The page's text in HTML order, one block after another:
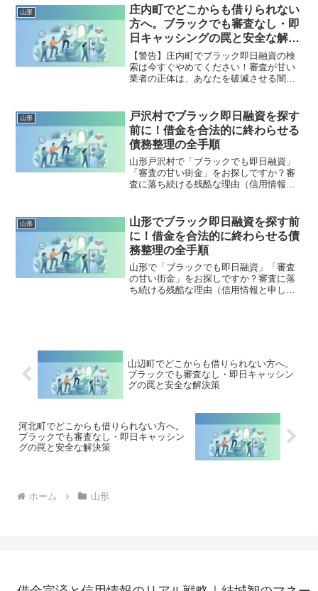
底解説。多重債務の地獄から抜け出し、
合法的に借金を減額・免除する「債務整
理」の正しい知識と、今すぐ督促を止め
る無料相談窓口をご案内します。
山形
庄内町でどこからも借りられない
方へ。ブラックでも審査なし・即
日キャッシングの罠と安全な解決
策
【警告】庄内町でブラック即日融資の検
索は今すぐやめてください！審査が甘い
業者の正体は、あなたを破滅させる闇金
町で違法業者を避け、借金地獄から抜け
出した方々の実体験と確実な解決策を完
全公開。
山形
戸沢村でブラック即日融資を探す
前に！借金を合法的に終わらせる
債務整理の全手順
山形戸沢村で「ブラックでも即日融資」
「審査の甘い街金」をお探しですか？審
査に落ち続ける残酷な理由（信用情報と
底解説。多重債務の地獄から抜け出し、
合法的に借金を減額・免除する「債務整
理」の正しい知識と、今すぐ督促を止め
る無料相談窓口をご案内します。
山形
山形でブラック即日融資を探す前
に！借金を合法的に終わらせる債
務整理の全手順
山形で「ブラックでも即日融資」「審査
の甘い街金」をお探しですか？審査に落
ち続ける残酷な理由（信用情報と申し込
料相談窓口をご案内します。
山辺町でどこからも借りられない方へ。
ブラックでも審査なし・即日キャッシン
グの罠と安全な解決策
河北町でどこからも借りられない方へ。
ブラックでも審査なし・即日キャッシン
グの罠と安全な解決策
ホーム 山形